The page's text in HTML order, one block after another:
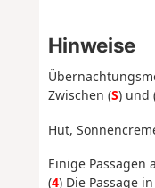
Hinweise
Zwischen (S) und
Hut,
Einige Passagen
(4) Die Passage